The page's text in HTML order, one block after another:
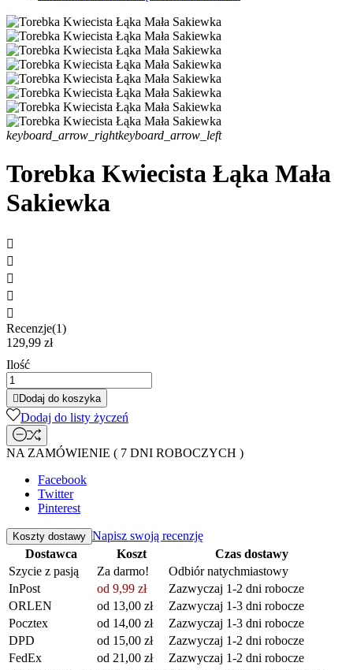
keyboard_arrow_rightkeyboard_arrow_left
Torebka Kwiecista Łąka Mała
Sakiewka





Recenzje(1)
129,99 zł
Ilość
 Dodaj do koszyka
Dodaj do listy życzeń
NA ZAMÓWIENIE ( 7 DNI ROBOCZYCH )
Facebook
Twitter
Pinterest
Koszty dostawy Napisz swoją recenzję
Dostawca
Koszt
Czas dostawy
Szycie z pasją
Za darmo!
Odbiór natychmiastowy
InPost
od 9,99 zł
Zazwyczaj 1-2 dni robocze
ORLEN
od 13,00 zł
Zazwyczaj 1-3 dni robocze
Pocztex
od 14,00 zł
Zazwyczaj 1-3 dni robocze
DPD
od 15,00 zł
Zazwyczaj 1-2 dni robocze
FedEx
od 21,00 zł
Zazwyczaj 1-2 dni robocze